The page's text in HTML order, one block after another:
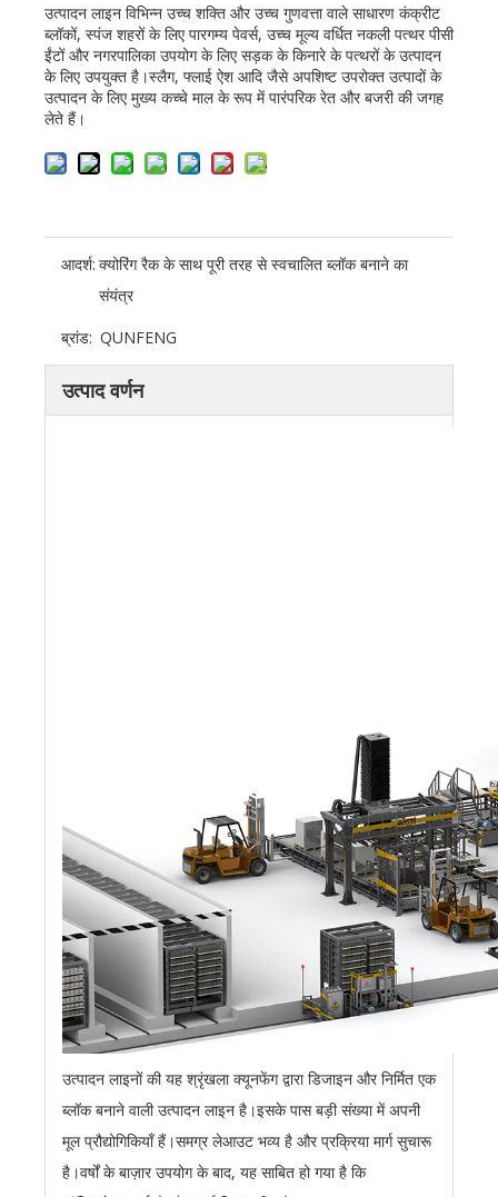
उत्पादन लाइन विभिन्न उच्च शक्ति और उच्च गुणवत्ता वाले साधारण कंक्रीट
ब्लॉकों, स्पंज शहरों के लिए पारगम्य पेवर्स, उच्च मूल्य वर्धित नकली पत्थर पीसी
ईंटों और नगरपालिका उपयोग के लिए सड़क के किनारे के पत्थरों के उत्पादन
के लिए उपयुक्त है।स्लैग, फ्लाई ऐश आदि जैसे अपशिष्ट उपरोक्त उत्पादों के
उत्पादन के लिए मुख्य कच्चे माल के रूप में पारंपरिक रेत और बजरी की जगह
लेते हैं।
आदर्श: क्योरिंग रैक के साथ पूरी तरह से स्वचालित ब्लॉक बनाने का
संयंत्र
ब्रांड: QUNFENG
उत्पाद वर्णन
उत्पादन लाइनों की यह श्रृंखला क्यूनफेंग द्वारा डिजाइन और निर्मित एक
ब्लॉक बनाने वाली उत्पादन लाइन है।इसके पास बड़ी संख्या में अपनी
मूल प्रौद्योगिकियाँ हैं।समग्र लेआउट भव्य है और प्रक्रिया मार्ग सुचारू
है।वर्षों के बाज़ार उपयोग के बाद, यह साबित हो गया है कि